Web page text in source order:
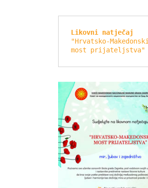
Likovni natječaj
"Hrvatsko-Makedonski
most prijateljstva"